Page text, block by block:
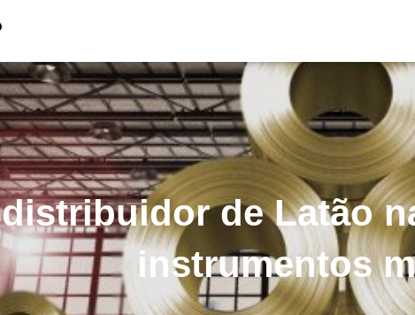
distribuidor de Latão
instrumentos